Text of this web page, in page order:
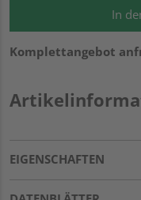
In
Komplettangebot
EIGENSCHAFTEN